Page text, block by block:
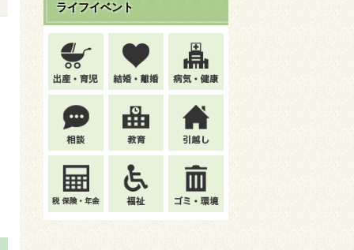
ライフイベント